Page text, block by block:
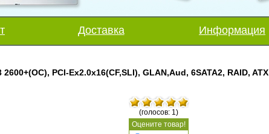
Доставка Информация
PCI-Ex2.0x16(CF,SLI), GLAN,Aud, 6SATA2, RAID, ATX
(голосов: 1)
Оцените товар!